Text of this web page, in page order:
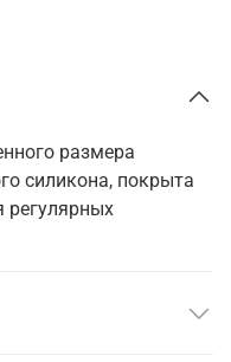
размера
силикона, покрыта
регулярных